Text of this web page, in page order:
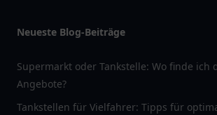
Neueste Blog-Beiträge
Supermarkt oder Tankstelle: Wo finde ich
Angebote?
Tankstellen für Vielfahrer: Tipps für